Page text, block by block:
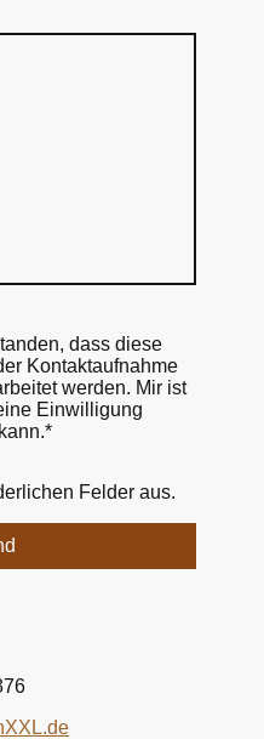
dass diese
Kontaktaufnahme
werden. Mir ist
Einwilligung
Felder aus.